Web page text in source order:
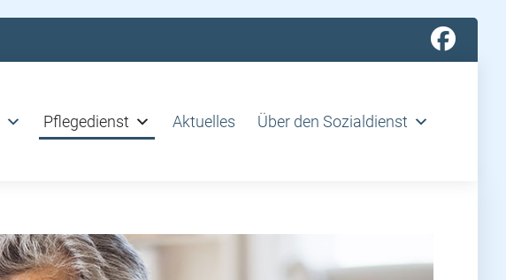
Pflegedienst Aktuelles Über den Sozialdienst